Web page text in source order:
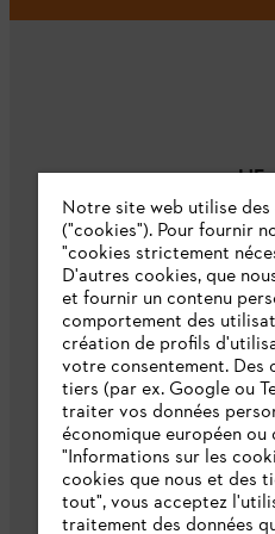
À
Notre site web utilise
("cookies"). Pour fournir
"cookies strictement
D'autres cookies, que
et fournir un contenu
comportement des
création de profils
votre consentement. Des
tiers (par ex. Google ou
traiter vos données
économique européen ou
"Informations sur les
cookies que nous et des
tout", vous acceptez
traitement des données